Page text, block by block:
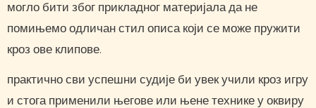
могло бити због прикладног материјала да не
помињемо одличан стил описа који се може пружити
кроз ове клипове.
практично сви успешни судије би увек учили кроз игру
и стога применили његове или њене технике у оквиру